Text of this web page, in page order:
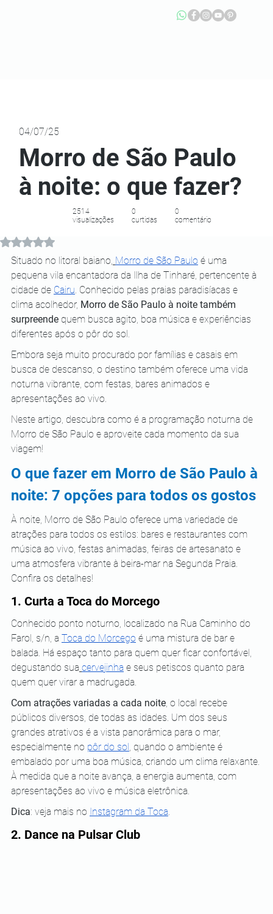
Avaliado com NaN de 5 estrelas.
Situado no litoral baiano, Morro de São Paulo é uma
pequena vila encantadora da Ilha de Tinharé, pertencente à
cidade de Cairu. Conhecido pelas praias paradisíacas e
clima acolhedor, Morro de São Paulo à noite também
surpreende quem busca agito, boa música e experiências
diferentes após o pôr do sol.
Embora seja muito procurado por famílias e casais em
busca de descanso, o destino também oferece uma vida
noturna vibrante, com festas, bares animados e
apresentações ao vivo.
Neste artigo, descubra como é a programação noturna de
Morro de São Paulo e aproveite cada momento da sua
viagem!
O que fazer em Morro de São Paulo à
noite: 7 opções para todos os gostos
À noite, Morro de São Paulo oferece uma variedade de
atrações para todos os estilos: bares e restaurantes com
música ao vivo, festas animadas, feiras de artesanato e
uma atmosfera vibrante à beira-mar na Segunda Praia.
Confira os detalhes!
1. Curta a Toca do Morcego
Conhecido ponto noturno, localizado na Rua Caminho do
Farol, s/n, a Toca do Morcego é uma mistura de bar e
balada. Há espaço tanto para quem quer ficar confortável,
degustando sua cervejinha e seus petiscos quanto para
quem quer virar a madrugada.
Com atrações variadas a cada noite, o local recebe
públicos diversos, de todas as idades. Um dos seus
grandes atrativos é a vista panorâmica para o mar,
especialmente no pôr do sol, quando o ambiente é
embalado por uma boa música, criando um clima relaxante.
À medida que a noite avança, a energia aumenta, com
apresentações ao vivo e música eletrônica.
Dica: veja mais no Instagram da Toca.
2. Dance na Pulsar Club
2514
visualizações
0
curtidas
0
comentário
Morro de São Paulo
à noite: o que fazer?
04/07/25